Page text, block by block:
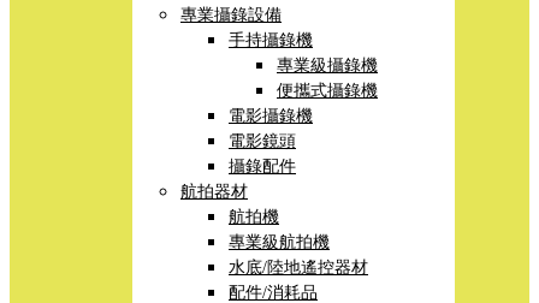
專業攝錄設備
手持攝錄機
專業級攝錄機
便攜式攝錄機
電影攝錄機
電影鏡頭
攝錄配件
航拍器材
航拍機
專業級航拍機
水底/陸地遙控器材
配件/消耗品